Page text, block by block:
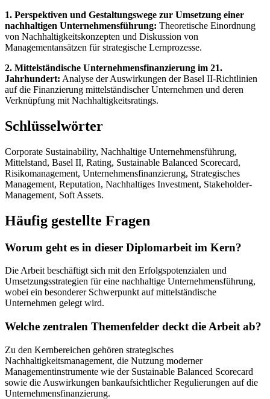
1. Perspektiven und Gestaltungswege zur Umsetzung einer
nachhaltigen Unternehmensführung: Theoretische Einordnung
von Nachhaltigkeitskonzepten und Diskussion von
Managementansätzen für strategische Lernprozesse.
2. Mittelständische Unternehmensfinanzierung im 21.
Jahrhundert: Analyse der Auswirkungen der Basel II-Richtlinien
auf die Finanzierung mittelständischer Unternehmen und deren
Verknüpfung mit Nachhaltigkeitsratings.
Schlüsselwörter
Corporate Sustainability, Nachhaltige Unternehmensführung,
Mittelstand, Basel II, Rating, Sustainable Balanced Scorecard,
Risikomanagement, Unternehmensfinanzierung, Strategisches
Management, Reputation, Nachhaltiges Investment, Stakeholder-
Management, Soft Assets.
Häufig gestellte Fragen
Worum geht es in dieser Diplomarbeit im Kern?
Die Arbeit beschäftigt sich mit den Erfolgspotenzialen und
Umsetzungsstrategien für eine nachhaltige Unternehmensführung,
wobei ein besonderer Schwerpunkt auf mittelständische
Unternehmen gelegt wird.
Welche zentralen Themenfelder deckt die Arbeit ab?
Zu den Kernbereichen gehören strategisches
Nachhaltigkeitsmanagement, die Nutzung moderner
Managementinstrumente wie der Sustainable Balanced Scorecard
sowie die Auswirkungen bankaufsichtlicher Regulierungen auf die
Unternehmensfinanzierung.